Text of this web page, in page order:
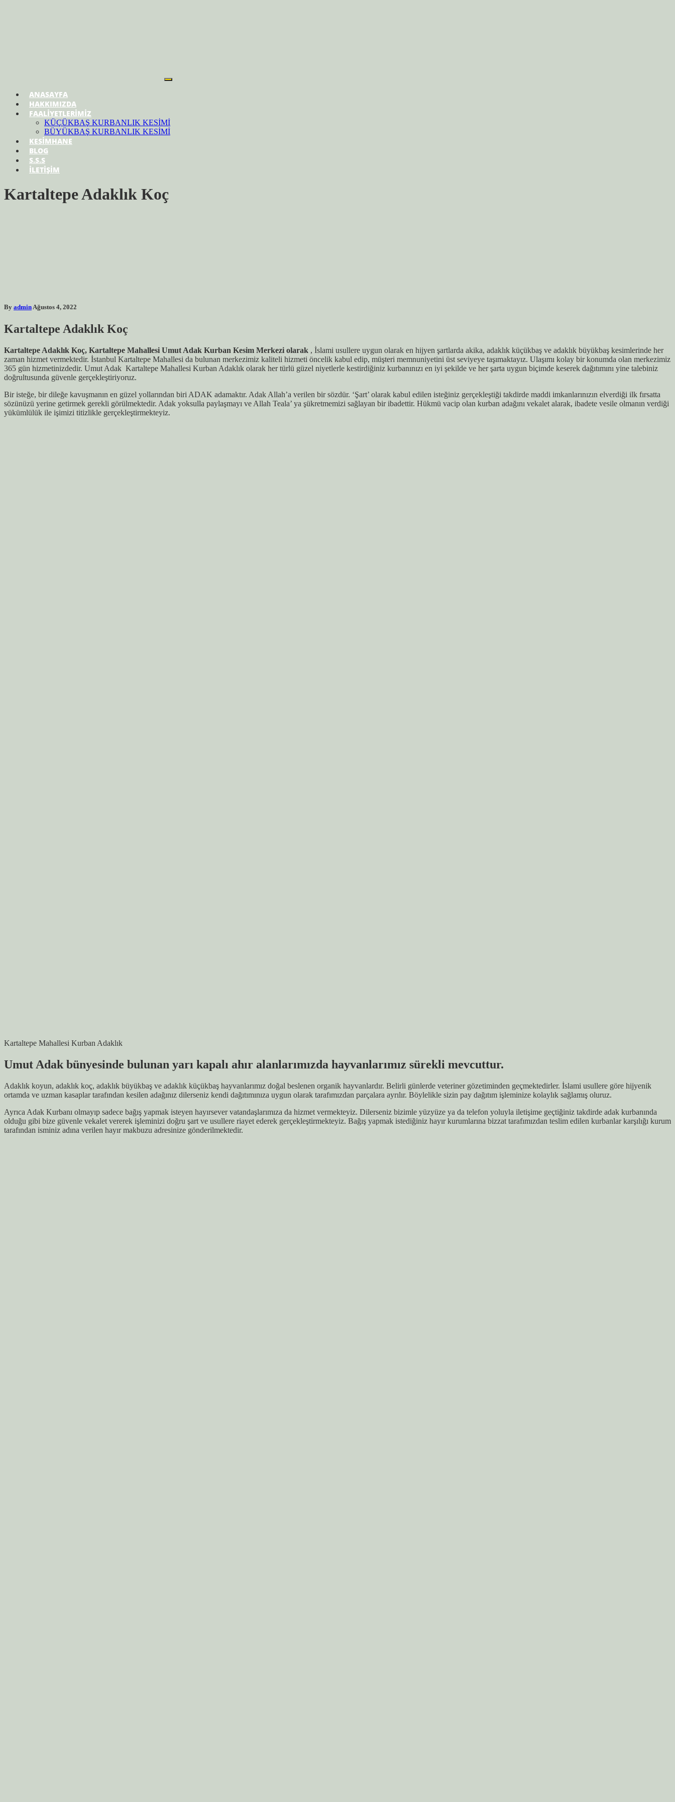
ANASAYFA
HAKKIMIZDA
FAALİYETLERİMİZ
KÜÇÜKBAŞ KURBANLIK KESİMİ
BÜYÜKBAŞ KURBANLIK KESİMİ
KESİMHANE
BLOG
S.S.S
İLETİŞİM
Kartaltepe Adaklık Koç
By adminAğustos 4, 2022
Kartaltepe Adaklık Koç
Kartaltepe Adaklık Koç, Kartaltepe Mahallesi Umut Adak Kurban Kesim Merkezi olarak , İslami usullere uygun olarak en hijyen şartlarda akika, adaklık küçükbaş ve adaklık büyükbaş kesimlerinde her
zaman hizmet vermektedir. İstanbul Kartaltepe Mahallesi da bulunan merkezimiz kaliteli hizmeti öncelik kabul edip, müşteri memnuniyetini üst seviyeye taşımaktayız. Ulaşımı kolay bir konumda olan merkezimiz
365 gün hizmetinizdedir. Umut Adak Kartaltepe Mahallesi Kurban Adaklık olarak her türlü güzel niyetlerle kestirdiğiniz kurbanınızı en iyi şekilde ve her şarta uygun biçimde keserek dağıtımını yine talebiniz
doğrultusunda güvenle gerçekleştiriyoruz.
Bir isteğe, bir dileğe kavuşmanın en güzel yollarından biri ADAK adamaktır. Adak Allah’a verilen bir sözdür. ‘Şart’ olarak kabul edilen isteğiniz gerçekleştiği takdirde maddi imkanlarınızın elverdiği ilk fırsatta
sözünüzü yerine getirmek gerekli görülmektedir. Adak yoksulla paylaşmayı ve Allah Teala’ ya şükretmemizi sağlayan bir ibadettir. Hükmü vacip olan kurban adağını vekalet alarak, ibadete vesile olmanın verdiği
yükümlülük ile işimizi titizlikle gerçekleştirmekteyiz.
Kartaltepe Mahallesi Kurban Adaklık
Umut Adak bünyesinde bulunan yarı kapalı ahır alanlarımızda hayvanlarımız sürekli mevcuttur.
Adaklık koyun, adaklık koç, adaklık büyükbaş ve adaklık küçükbaş hayvanlarımız doğal beslenen organik hayvanlardır. Belirli günlerde veteriner gözetiminden geçmektedirler. İslami usullere göre hijyenik
ortamda ve uzman kasaplar tarafından kesilen adağınız dilerseniz kendi dağıtımınıza uygun olarak tarafımızdan parçalara ayrılır. Böylelikle sizin pay dağıtım işleminize kolaylık sağlamış oluruz.
Ayrıca Adak Kurbanı olmayıp sadece bağış yapmak isteyen hayırsever vatandaşlarımıza da hizmet vermekteyiz. Dilerseniz bizimle yüzyüze ya da telefon yoluyla iletişime geçtiğiniz takdirde adak kurbanında
olduğu gibi bize güvenle vekalet vererek işleminizi doğru şart ve usullere riayet ederek gerçekleştirmekteyiz. Bağış yapmak istediğiniz hayır kurumlarına bizzat tarafımızdan teslim edilen kurbanlar karşılığı kurum
tarafından isminiz adına verilen hayır makbuzu adresinize gönderilmektedir.